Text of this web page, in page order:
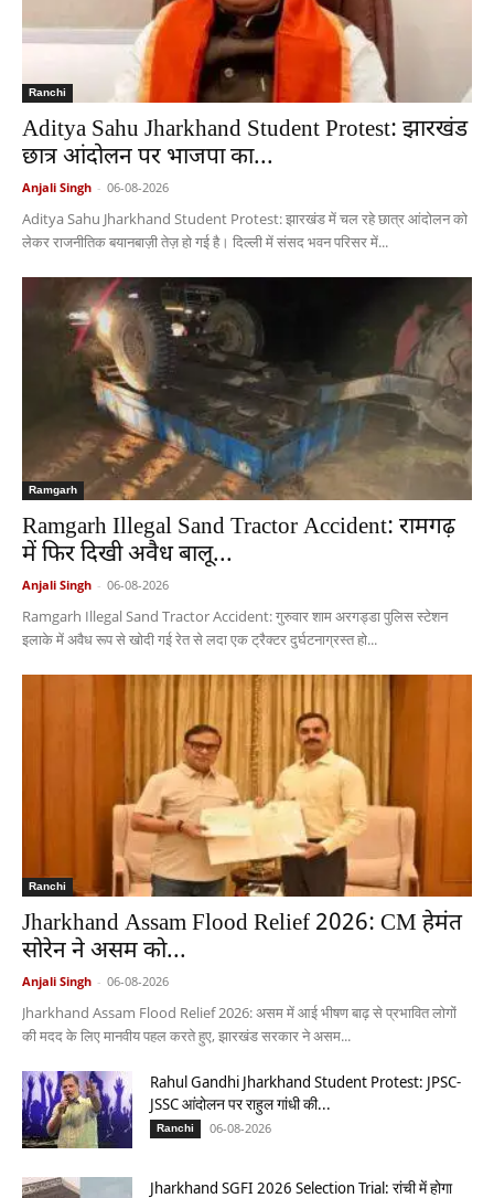
Ranchi
Aditya Sahu Jharkhand Student Protest: झारखंड
छात्र आंदोलन पर भाजपा का...
Anjali Singh - 06-08-2026
Aditya Sahu Jharkhand Student Protest: झारखंड में चल रहे छात्र आंदोलन को
लेकर राजनीतिक बयानबाज़ी तेज़ हो गई है। दिल्ली में संसद भवन परिसर में...
Ramgarh
Ramgarh Illegal Sand Tractor Accident: रामगढ़
में फिर दिखी अवैध बालू...
Anjali Singh - 06-08-2026
Ramgarh Illegal Sand Tractor Accident: गुरुवार शाम अरगड्डा पुलिस स्टेशन
इलाके में अवैध रूप से खोदी गई रेत से लदा एक ट्रैक्टर दुर्घटनाग्रस्त हो...
Ranchi
Jharkhand Assam Flood Relief 2026: CM हेमंत
सोरेन ने असम को...
Anjali Singh - 06-08-2026
Jharkhand Assam Flood Relief 2026: असम में आई भीषण बाढ़ से प्रभावित लोगों
की मदद के लिए मानवीय पहल करते हुए, झारखंड सरकार ने असम...
Rahul Gandhi Jharkhand Student Protest: JPSC-
JSSC आंदोलन पर राहुल गांधी की...
Ranchi 06-08-2026
Jharkhand SGFI 2026 Selection Trial: रांची में होगा